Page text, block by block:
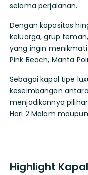
selama perjalanan.
Dengan kapasitas
keluarga, grup
yang ingin
Pink Beach, Manta
Sebagai kapal tipe
keseimbangan
menjadikannya
Hari 2 Malam
Highlight Kapal